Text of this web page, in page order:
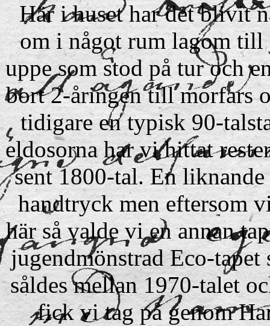
Här i huset har det blivit
om i något rum lagom till
uppe som stod på tur och
bort 2-åringen till morfars
tidigare en typisk 90-
eldosorna har vi hittat
sent 1800-tal. En
handtryck men eftersom
här så valde vi en annan
jugendmönstrad Eco-
såldes mellan 1970-talet
fick vi tag på genom